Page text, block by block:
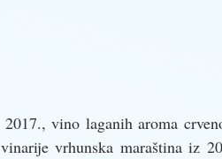
2017., vino laganih aroma
vrhunska maraština iz